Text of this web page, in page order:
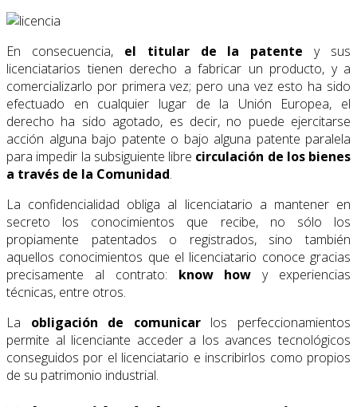
En consecuencia, el titular de la patente y sus
licenciatarios tienen derecho a fabricar un producto, y a
comercializarlo por primera vez; pero una vez esto ha sido
efectuado en cualquier lugar de la Unión Europea, el
derecho ha sido agotado, es decir, no puede ejercitarse
acción alguna bajo patente o bajo alguna patente paralela
para impedir la subsiguiente libre circulación de los bienes
a través de la Comunidad.
La confidencialidad obliga al licenciatario a mantener en
secreto los conocimientos que recibe, no sólo los
propiamente patentados o registrados, sino también
aquellos conocimientos que el licenciatario conoce gracias
precisamente al contrato: know how y experiencias
técnicas, entre otros.
La obligación de comunicarlos perfeccionamientos
permite al licenciante acceder a los avances tecnológicos
conseguidos por el licenciatario e inscribirlos como propios
de su patrimonio industrial.